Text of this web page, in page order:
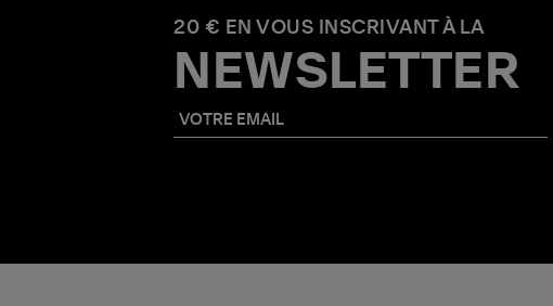
20 € EN VOUS INSCRIVANT À LA
NEWSLETTER